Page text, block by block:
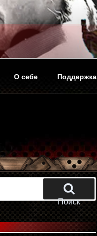
О себе Поддержка
Поиск